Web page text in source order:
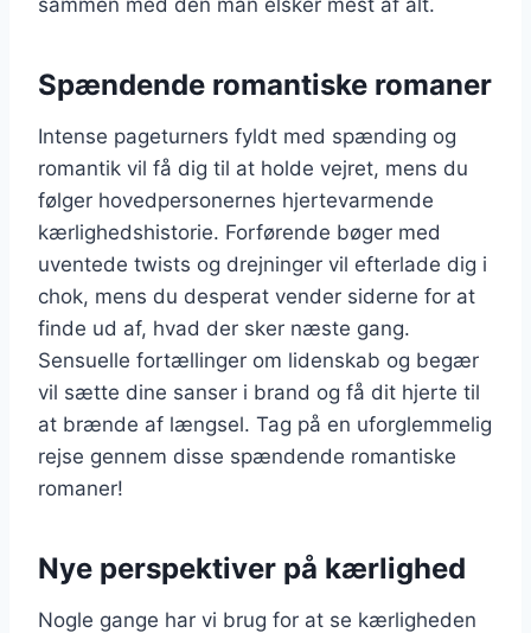
sammen med den man elsker mest af alt.
Spændende romantiske romaner
Intense pageturners fyldt med spænding og
romantik vil få dig til at holde vejret, mens du
følger hovedpersonernes hjertevarmende
kærlighedshistorie. Forførende bøger med
uventede twists og drejninger vil efterlade dig i
chok, mens du desperat vender siderne for at
finde ud af, hvad der sker næste gang.
Sensuelle fortællinger om lidenskab og begær
vil sætte dine sanser i brand og få dit hjerte til
at brænde af længsel. Tag på en uforglemmelig
rejse gennem disse spændende romantiske
romaner!
Nye perspektiver på kærlighed
Nogle gange har vi brug for at se kærligheden